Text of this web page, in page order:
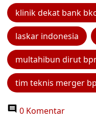
klinik dekat bank bkc
laskar indonesia
multahibun dirut
tim teknis merger
0 Komentar